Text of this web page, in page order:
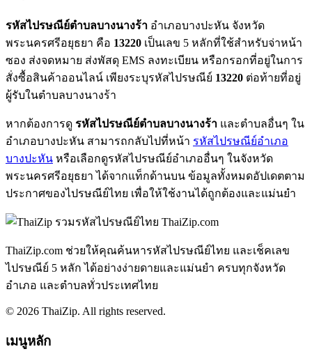
รหัสไปรษณีย์ตำบลบางนางร้า อำเภอบางปะหัน จังหวัด
พระนครศรีอยุธยา คือ 13220 เป็นเลข 5 หลักที่ใช้สำหรับจ่าหน้า
ซอง ส่งจดหมาย ส่งพัสดุ EMS ลงทะเบียน หรือกรอกที่อยู่ในการ
สั่งซื้อสินค้าออนไลน์ เพียงระบุรหัสไปรษณีย์ 13220 ต่อท้ายที่อยู่
ผู้รับในตำบลบางนางร้า
หากต้องการดู รหัสไปรษณีย์ตำบลบางนางร้า และตำบลอื่นๆ ใน
อำเภอบางปะหัน สามารถกลับไปที่หน้า รหัสไปรษณีย์อำเภอ
บางปะหัน หรือเลือกดูรหัสไปรษณีย์อำเภออื่นๆ ในจังหวัด
พระนครศรีอยุธยา ได้จากแท็กด้านบน ข้อมูลทั้งหมดอัปเดตตาม
ประกาศของไปรษณีย์ไทย เพื่อให้ใช้งานได้ถูกต้องและแม่นยำ
ThaiZip.com
ThaiZip.com ช่วยให้คุณค้นหารหัสไปรษณีย์ไทย และเช็คเลข
ไปรษณีย์ 5 หลัก ได้อย่างง่ายดายและแม่นยำ ครบทุกจังหวัด
อำเภอ และตำบลทั่วประเทศไทย
© 2026 ThaiZip. All rights reserved.
เมนูหลัก